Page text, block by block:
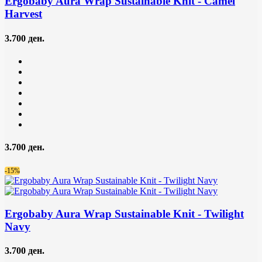
Harvest
3.700 ден.
3.700 ден.
-15%
Ergobaby Aura Wrap Sustainable Knit - Twilight
Navy
3.700 ден.